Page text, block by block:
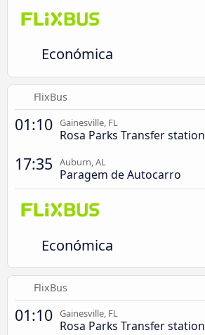
Económica
FlixBus
01:10 Gainesville, FL
Rosa Parks Transfer station
17:35 Auburn, AL
Paragem de Autocarro
Económica
FlixBus
01:10 Gainesville, FL
Rosa Parks Transfer station